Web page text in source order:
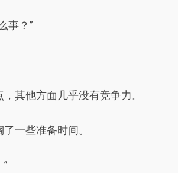
事？”
其他方面几乎没有竞争力。
一些准备时间。